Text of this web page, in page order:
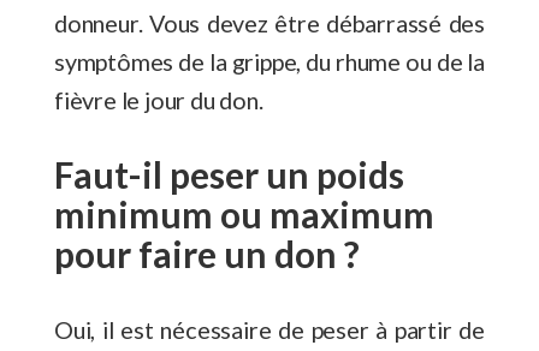
donneur. Vous devez être débarrassé des
symptômes de la grippe, du rhume ou de la
fièvre le jour du don.
Faut-il peser un poids
minimum ou maximum
pour faire un don ?
Oui, il est nécessaire de peser à partir de